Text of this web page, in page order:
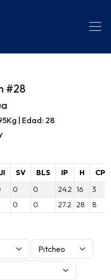
#28
| Edad: 28
SV BLS IP H
CP
0 0 24.2 16
3
0 0 27.2 28 8